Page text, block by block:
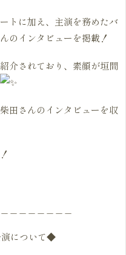
トに加え、主演を務めたバ
のインタビューを掲載！
介されており、素顔が垣間
田さんのインタビューを収
演について◆